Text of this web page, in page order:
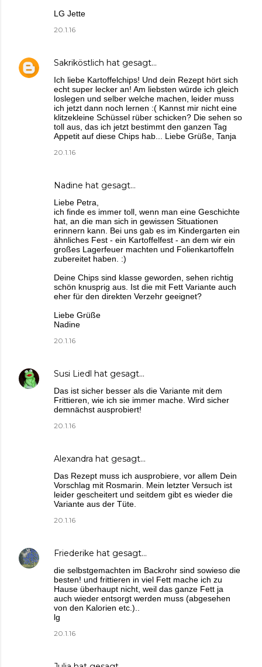
LG Jette
20.1.16
Sakriköstlich hat gesagt…
Ich liebe Kartoffelchips! Und dein Rezept hört sich
echt super lecker an! Am liebsten würde ich gleich
loslegen und selber welche machen, leider muss
ich jetzt dann noch lernen :( Kannst mir nicht eine
klitzekleine Schüssel rüber schicken? Die sehen so
toll aus, das ich jetzt bestimmt den ganzen Tag
Appetit auf diese Chips hab... Liebe Grüße, Tanja
20.1.16
Nadine hat gesagt…
Liebe Petra,
ich finde es immer toll, wenn man eine Geschichte
hat, an die man sich in gewissen Situationen
erinnern kann. Bei uns gab es im Kindergarten ein
ähnliches Fest - ein Kartoffelfest - an dem wir ein
großes Lagerfeuer machten und Folienkartoffeln
zubereitet haben. :)
Deine Chips sind klasse geworden, sehen richtig
schön knusprig aus. Ist die mit Fett Variante auch
eher für den direkten Verzehr geeignet?
Liebe Grüße
Nadine
20.1.16
Susi Liedl hat gesagt…
Das ist sicher besser als die Variante mit dem
Frittieren, wie ich sie immer mache. Wird sicher
demnächst ausprobiert!
20.1.16
Alexandra hat gesagt…
Das Rezept muss ich ausprobiere, vor allem Dein
Vorschlag mit Rosmarin. Mein letzter Versuch ist
leider gescheitert und seitdem gibt es wieder die
Variante aus der Tüte.
20.1.16
Friederike hat gesagt…
die selbstgemachten im Backrohr sind sowieso die
besten! und frittieren in viel Fett mache ich zu
Hause überhaupt nicht, weil das ganze Fett ja
auch wieder entsorgt werden muss (abgesehen
von den Kalorien etc.)..
lg
20.1.16